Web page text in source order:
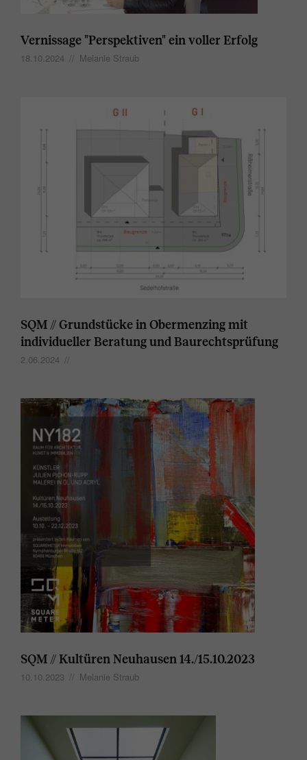
Vernissage "Perspektiven" ein voller Erfolg
18.10.2024 // Melanie Straub
SQM // Grundstücke in Obermenzing mit
individueller Beratung und Baurechtsprüfung
2.06.2024 //
SQM // Kultüren Neuhausen 14./15.10.2023
10.10.2023 // Melanie Straub